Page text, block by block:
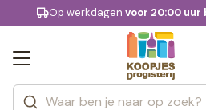
Gratis bezorging
KD.
extra
Op werkdagenvoor 20:00
Zoeken
Categorieën
Merken